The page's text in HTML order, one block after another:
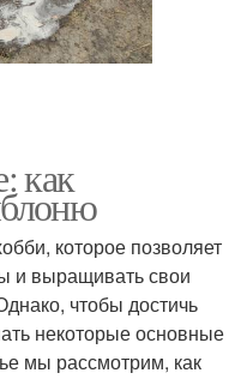
как
которое позволяет
и выращивать свои
чтобы достичь
некоторые основные
мы рассмотрим, как